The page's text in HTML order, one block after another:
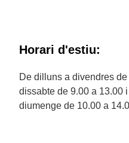
Horari d'estiu:
De dilluns a divendres
dissabte de 9.00 a 13.00
diumenge de 10.00 a